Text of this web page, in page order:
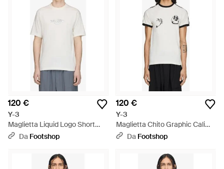
120 €
Y-3
Maglietta Liquid Logo Short
Sleeve Tee - Bianco
Da Footshop
120 €
Y-3
Maglietta Chito Graphic Cali
Tee - Bianco
Da Footshop